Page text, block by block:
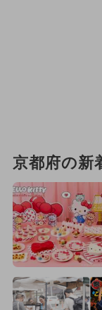
京都府の新